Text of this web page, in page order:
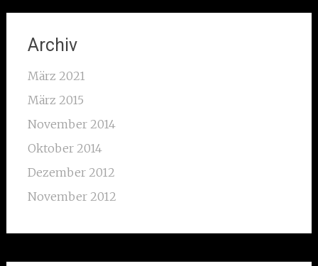
Archiv
März 2021
März 2015
November 2014
Oktober 2014
Dezember 2012
November 2012